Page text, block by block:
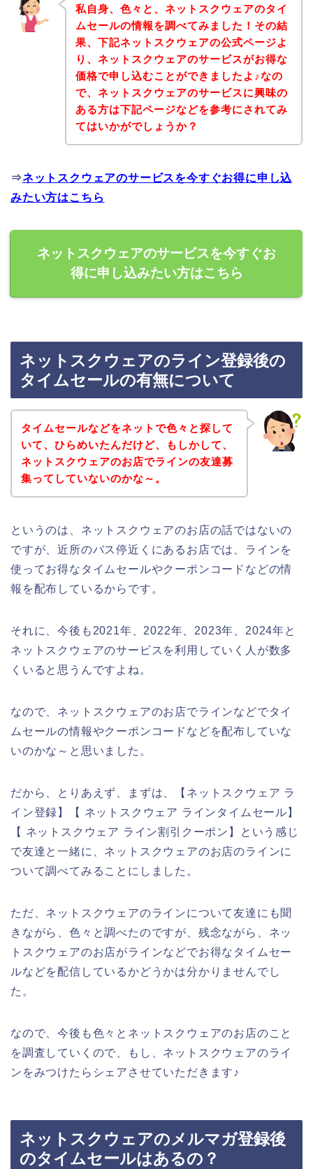
私自身、色々と、ネットスクウェアのタイ
ムセールの情報を調べてみました！その結
果、下記ネットスクウェアの公式ページよ
り、ネットスクウェアのサービスがお得な
価格で申し込むことができましたよ♪なの
で、ネットスクウェアのサービスに興味の
ある方は下記ページなどを参考にされてみ
てはいかがでしょうか？
⇒ネットスクウェアのサービスを今すぐお得に申し込
みたい方はこちら
ネットスクウェアのサービスを今すぐお
得に申し込みたい方はこちら
ネットスクウェアのライン登録後の
タイムセールの有無について
タイムセールなどをネットで色々と探して
いて、ひらめいたんだけど、もしかして、
ネットスクウェアのお店でラインの友達募
集ってしていないのかな～。
というのは、ネットスクウェアのお店の話ではないの
ですが、近所のバス停近くにあるお店では、ラインを
使ってお得なタイムセールやクーポンコードなどの情
報を配布しているからです。
それに、今後も2021年、2022年、2023年、2024年と
ネットスクウェアのサービスを利用していく人が数多
くいると思うんですよね。
なので、ネットスクウェアのお店でラインなどでタイ
ムセールの情報やクーポンコードなどを配布していな
いのかな～と思いました。
だから、とりあえず、まずは、【ネットスクウェア ラ
イン登録】【 ネットスクウェア ラインタイムセール】
【 ネットスクウェア ライン割引クーポン】という感じ
で友達と一緒に、ネットスクウェアのお店のラインに
ついて調べてみることにしました。
ただ、ネットスクウェアのラインについて友達にも聞
きながら、色々と調べたのですが、残念ながら、ネッ
トスクウェアのお店がラインなどでお得なタイムセー
ルなどを配信しているかどうかは分かりませんでし
た。
なので、今後も色々とネットスクウェアのお店のこと
を調査していくので、もし、ネットスクウェアのライ
ンをみつけたらシェアさせていただきます♪
ネットスクウェアのメルマガ登録後
のタイムセールはあるの？